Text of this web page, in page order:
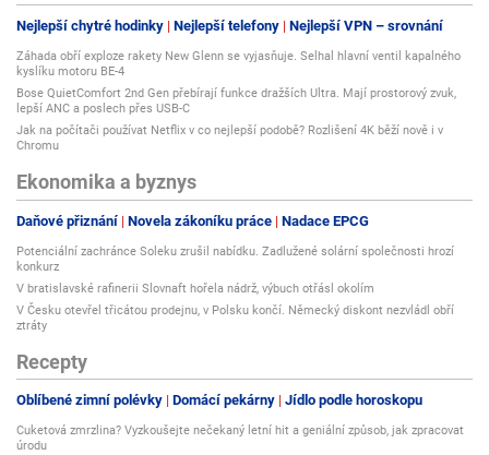
Nejlepší chytré hodinky Nejlepší telefony Nejlepší VPN – srovnání
Záhada obří exploze rakety New Glenn se vyjasňuje. Selhal hlavní ventil kapalného
kyslíku motoru BE-4
Bose QuietComfort 2nd Gen přebírají funkce dražších Ultra. Mají prostorový zvuk,
lepší ANC a poslech přes USB-C
Jak na počítači používat Netflix v co nejlepší podobě? Rozlišení 4K běží nově i v
Chromu
Ekonomika a byznys
Daňové přiznání Novela zákoníku práce Nadace EPCG
Potenciální zachránce Soleku zrušil nabídku. Zadlužené solární společnosti hrozí
konkurz
V bratislavské rafinerii Slovnaft hořela nádrž, výbuch otřásl okolím
V Česku otevřel třicátou prodejnu, v Polsku končí. Německý diskont nezvládl obří
ztráty
Recepty
Oblíbené zimní polévky Domácí pekárny Jídlo podle horoskopu
Cuketová zmrzlina? Vyzkoušejte nečekaný letní hit a geniální způsob, jak zpracovat
úrodu